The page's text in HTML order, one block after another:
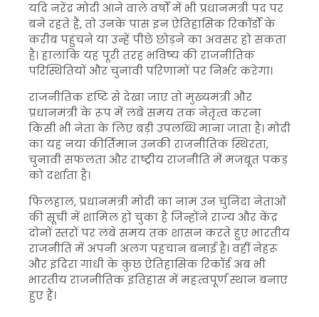
यदि नरेंद्र मोदी आने वाले वर्षों में भी प्रधानमंत्री पद पर
बने रहते हैं, तो उनके पास इन ऐतिहासिक रिकॉर्डों के
करीब पहुंचने या उन्हें पीछे छोड़ने का अवसर हो सकता
है। हालांकि यह पूरी तरह भविष्य की राजनीतिक
परिस्थितियों और चुनावी परिणामों पर निर्भर करेगा।
राजनीतिक दृष्टि से देखा जाए तो मुख्यमंत्री और
प्रधानमंत्री के रूप में लंबे समय तक नेतृत्व करना
किसी भी नेता के लिए बड़ी उपलब्धि माना जाता है। मोदी
का यह नया कीर्तिमान उनकी राजनीतिक स्थिरता,
चुनावी सफलता और राष्ट्रीय राजनीति में मजबूत पकड़
को दर्शाता है।
फिलहाल, प्रधानमंत्री मोदी का नाम उन चुनिंदा नेताओं
की सूची में शामिल हो चुका है जिन्होंने राज्य और केंद्र
दोनों स्तरों पर लंबे समय तक शासन करते हुए भारतीय
राजनीति में अपनी अलग पहचान बनाई है। वहीं नेहरू
और इंदिरा गांधी के कुछ ऐतिहासिक रिकॉर्ड अब भी
भारतीय राजनीतिक इतिहास में महत्वपूर्ण स्थान बनाए
हुए हैं।